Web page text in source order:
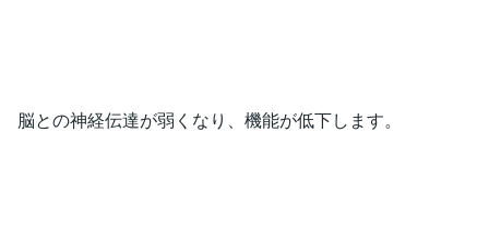
脳との神経伝達が弱くなり、機能が低下します。